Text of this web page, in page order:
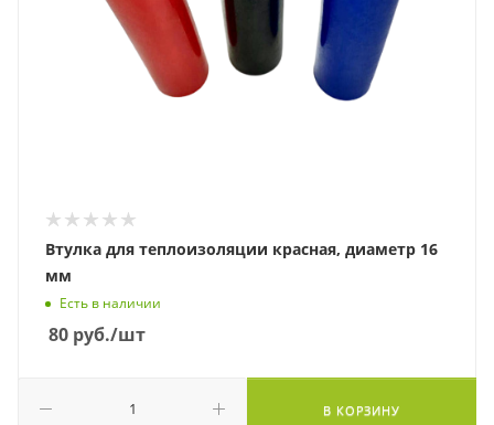
Втулка для теплоизоляции красная, диаметр 16
мм
Есть в наличии
80 руб./шт
В КОРЗИНУ